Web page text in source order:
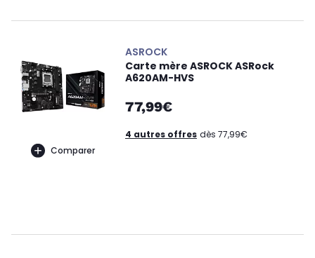
Comparer
ASROCK
Carte mère ASROCK ASRock
A620AM-HVS
77,99€
4 autres offres dès 77,99€